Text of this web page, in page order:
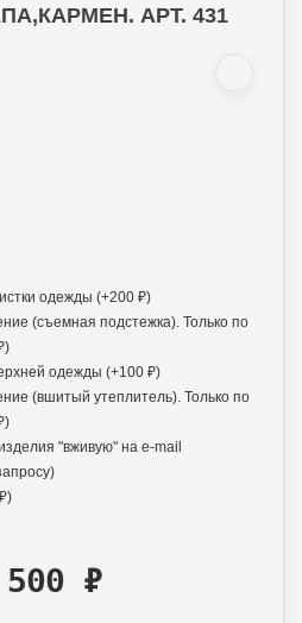
АРТ. 431
одежды (+200 ₽)
(съемная подстежка). Только по
)
одежды (+100 ₽)
(вшитый утеплитель). Только по
)
"вживую" на e-mail
₽)
₽